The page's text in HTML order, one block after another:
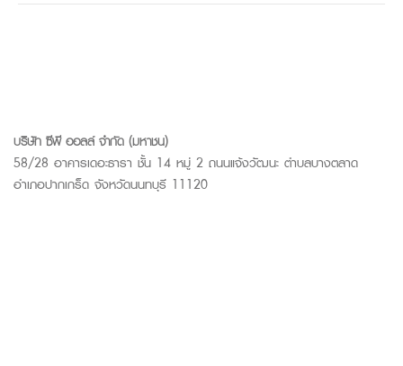
บริษัท ซีพี ออลล์ จำกัด (มหาชน)
58/28 อาคารเดอะธารา ชั้น 14 หมู่ 2 ถนนแจ้งวัฒนะ ตำบลบางตลาด
อำเภอปากเกร็ด จังหวัดนนทบุรี 11120